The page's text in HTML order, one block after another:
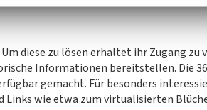
diese zu lösen erhaltet ihr Zugang zu
Informationen bereitstellen. Die
gemacht. Für besonders
wie etwa zum virtualisierten